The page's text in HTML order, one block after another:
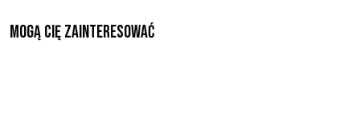
Mogą Cię zainteresować